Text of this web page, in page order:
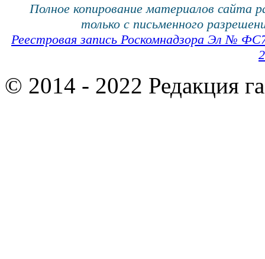
Полное копирование материалов сайта
только с письменного
Реестровая запись Роскомнадзора Эл №
© 2014 - 2022 Редакция